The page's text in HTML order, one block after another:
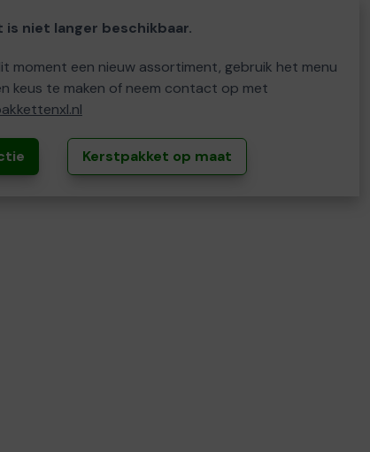
niet langer beschikbaar.
moment een nieuw assortiment, gebruik het menu
keus te maken of neem contact op met
Kerstpakket op maat